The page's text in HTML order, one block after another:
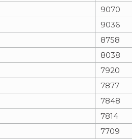
9070
9036
8758
8038
7920
7877
7848
7814
7709